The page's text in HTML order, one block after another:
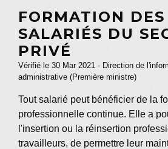
FORMATION DES
SALARIÉS DU
PRIVÉ
Vérifié le 30 Mar 2021 - Direction de
administrative (Première ministre)
Tout salarié peut bénéficier de la
professionnelle continue. Elle a
l'insertion ou la réinsertion
travailleurs, de permettre leur